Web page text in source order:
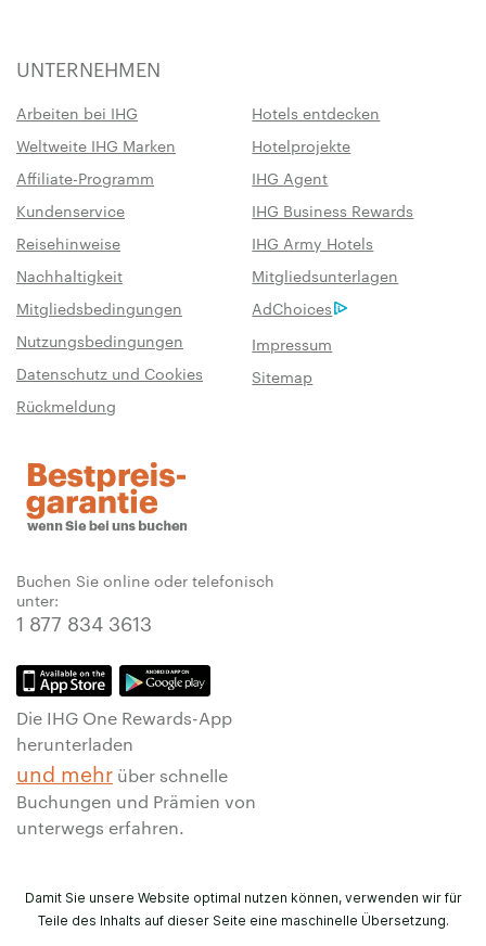
UNTERNEHMEN
Arbeiten bei IHG
Hotels entdecken
Weltweite IHG Marken
Hotelprojekte
Affiliate-Programm
IHG Agent
Kundenservice
IHG Business Rewards
Reisehinweise
IHG Army Hotels
Nachhaltigkeit
Mitgliedsunterlagen
Mitgliedsbedingungen
AdChoices
Nutzungsbedingungen
Impressum
Datenschutz und Cookies
Sitemap
Rückmeldung
Buchen Sie online oder telefonisch
unter:
1 877 834 3613
Die IHG One Rewards-App
herunterladen
und mehr über schnelle
Buchungen und Prämien von
unterwegs erfahren.
Damit Sie unsere Website optimal nutzen können, verwenden wir für
Teile des Inhalts auf dieser Seite eine maschinelle Übersetzung.